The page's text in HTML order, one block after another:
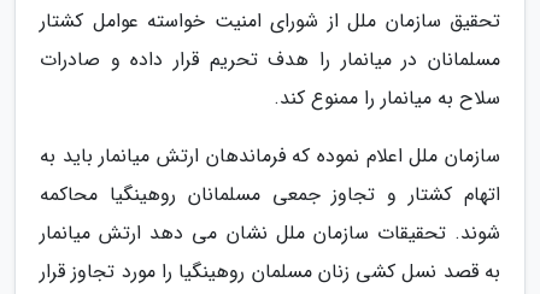
تحقیق سازمان ملل از شورای امنیت خواسته عوامل کشتار
مسلمانان در میانمار را هدف تحریم قرار داده و صادرات
سلاح به میانمار را ممنوع کند.
سازمان ملل اعلام نموده که فرماندهان ارتش میانمار باید به
اتهام کشتار و تجاوز جمعی مسلمانان روهینگیا محاکمه
شوند. تحقیقات سازمان ملل نشان می دهد ارتش میانمار
به قصد نسل کشی زنان مسلمان روهینگیا را مورد تجاوز قرار